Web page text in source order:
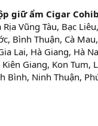
giữ ẩm Cigar
Vũng Tàu, Bạc
Bình Thuận, Cà
Lai, Hà Giang, Hà
Giang, Kon Tum,
Bình, Ninh Thuận,